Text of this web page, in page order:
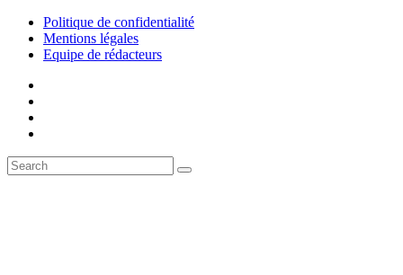
Politique de confidentialité
Mentions légales
Equipe de rédacteurs